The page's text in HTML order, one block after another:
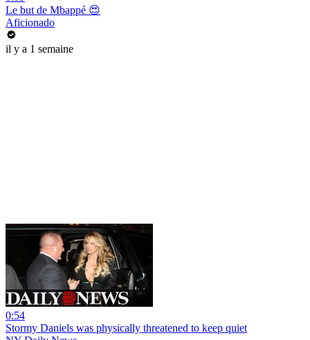
Le but de Mbappé 😍
Aficionado
il y a 1 semaine
0:54
Stormy Daniels was physically threatened to keep quiet